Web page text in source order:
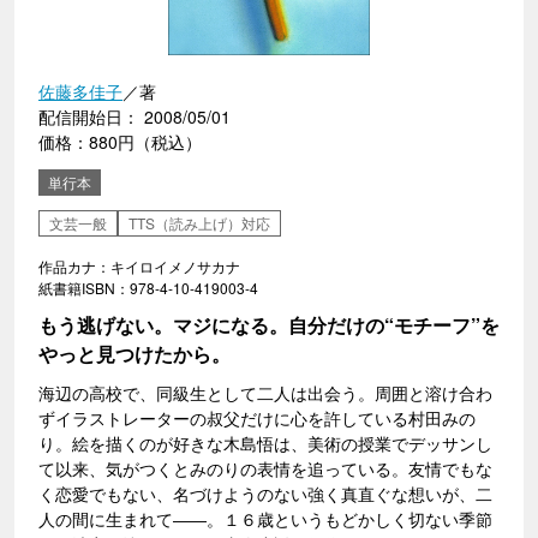
佐藤多佳子／著
配信開始日： 2008/05/01
価格：880円（税込）
単行本
文芸一般
TTS（読み上げ）対応
作品カナ：キイロイメノサカナ
紙書籍ISBN：978-4-10-419003-4
もう逃げない。マジになる。自分だけの“モチーフ”を
やっと見つけたから。
海辺の高校で、同級生として二人は出会う。周囲と溶け合わ
ずイラストレーターの叔父だけに心を許している村田みの
り。絵を描くのが好きな木島悟は、美術の授業でデッサンし
て以来、気がつくとみのりの表情を追っている。友情でもな
く恋愛でもない、名づけようのない強く真直ぐな想いが、二
人の間に生まれて――。１６歳というもどかしく切ない季節